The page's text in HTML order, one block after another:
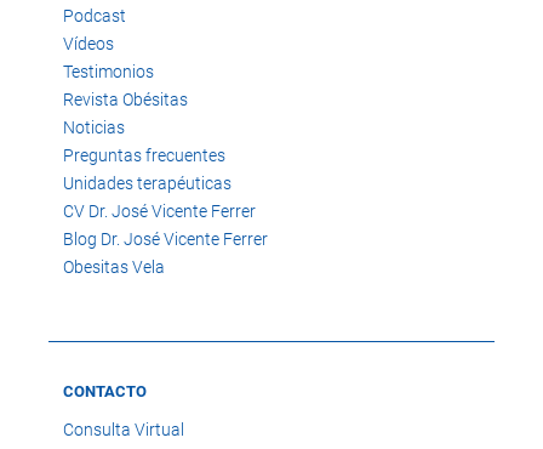
Podcast
Vídeos
Testimonios
Revista Obésitas
Noticias
Preguntas frecuentes
Unidades terapéuticas
CV Dr. José Vicente Ferrer
Blog Dr. José Vicente Ferrer
Obesitas Vela
CONTACTO
Consulta Virtual